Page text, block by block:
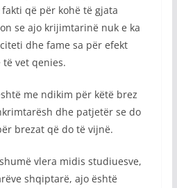
që për kohë të gjata
se ajo krijimtarinë nuk e ka
dhe fame sa për efekt
vet qenies.
me ndikim për këtë brez
dhe patjetër se do
brezat që do të vijnë.
vlera midis studiuesve,
shqiptarë, ajo është